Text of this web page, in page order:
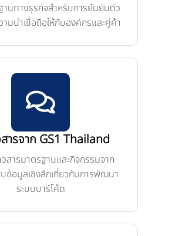
านทางธุรกิจสำหรับการยืนยันตัว
มน่าเชื่อถือให้กับองค์กรและคู่ค้า
ารจาก GS1 Thailand
สารมาตรฐานและกิจกรรมจาก
บข้อมูลเชิงลึกเกี่ยวกับการพัฒนา
ระบบบาร์โค้ด